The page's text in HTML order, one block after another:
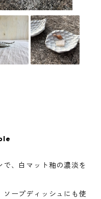
、白マット釉の濃淡を
ープディッシュにも使